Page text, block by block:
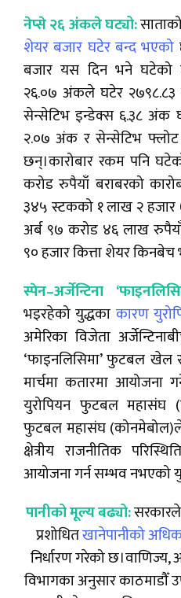
नेप्से २६ अंकले घट्यो:
शेयर बजार घटेर बन्द भएको
बजार यस दिन भने घटेको
२६.०७ अंकले घटेर २७९८.८३
सेन्सेटिभ इन्डेक्स ६.३८
२.०७ अंक र सेन्सेटिभ
छन्।कारोबार रकम पनि
करोड रुपैयाँ बराबरको
३४५ स्टकको १ लाख २ हजार
अर्ब ९७ करोड ४६ लाख
९० हजार कित्ता शेयर
स्पेन–अर्जेन्टिना
भइरहेको युद्धका कारण
अमेरिका विजेता
‘फाइनलिसिमा’ फुटबल खेल
मार्चमा कतारमा आयोजना
युरोपियन फुटबल महासंघ
फुटबल महासंघ (कोनमेबोल)ले
क्षेत्रीय राजनीतिक
आयोजना गर्न सम्भव नभएको
पानीको मूल्य बढ्यो:सरकारले
प्रशोधितखानेपानीको
निर्धारण गरेको छ।वाणिज्य,
विभागका अनुसार काठमाडौँ